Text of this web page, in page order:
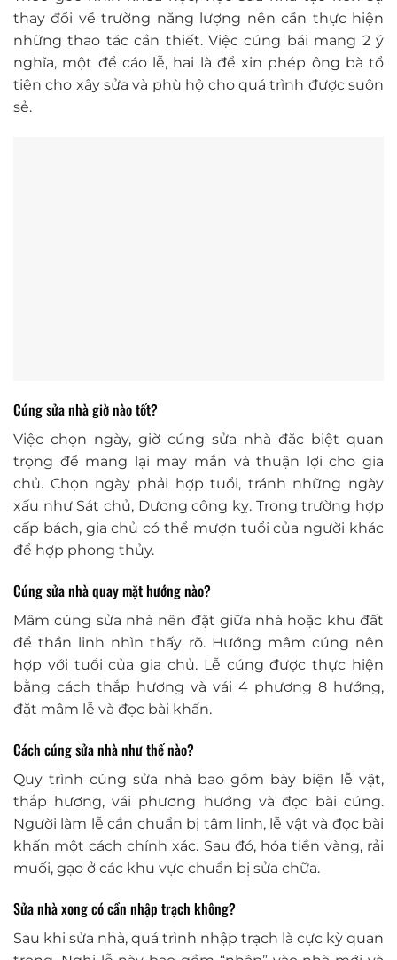
thay đổi về trường năng lượng nên cần thực hiện
những thao tác cần thiết. Việc cúng bái mang 2 ý
nghĩa, một để cáo lễ, hai là để xin phép ông bà tổ
tiên cho xây sửa và phù hộ cho quá trình được suôn
sẻ.
Cúng sửa nhà giờ nào tốt?
Việc chọn ngày, giờ cúng sửa nhà đặc biệt quan
trọng để mang lại may mắn và thuận lợi cho gia
chủ. Chọn ngày phải hợp tuổi, tránh những ngày
xấu như Sát chủ, Dương công kỵ. Trong trường hợp
cấp bách, gia chủ có thể mượn tuổi của người khác
để hợp phong thủy.
Cúng sửa nhà quay mặt hướng nào?
Mâm cúng sửa nhà nên đặt giữa nhà hoặc khu đất
để thần linh nhìn thấy rõ. Hướng mâm cúng nên
hợp với tuổi của gia chủ. Lễ cúng được thực hiện
bằng cách thắp hương và vái 4 phương 8 hướng,
đặt mâm lễ và đọc bài khấn.
Cách cúng sửa nhà như thế nào?
Quy trình cúng sửa nhà bao gồm bày biện lễ vật,
thắp hương, vái phương hướng và đọc bài cúng.
Người làm lễ cần chuẩn bị tâm linh, lễ vật và đọc bài
khấn một cách chính xác. Sau đó, hóa tiền vàng, rải
muối, gạo ở các khu vực chuẩn bị sửa chữa.
Sửa nhà xong có cần nhập trạch không?
Sau khi sửa nhà, quá trình nhập trạch là cực kỳ quan